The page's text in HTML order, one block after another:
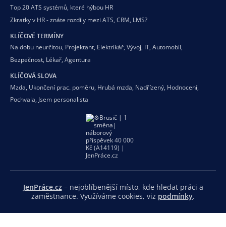
Top 20 ATS systémů, které hýbou HR
Zkratky v HR - znáte rozdíly mezi ATS, CRM, LMS?
KLÍČOVÉ TERMÍNY
Na dobu neurčitou, Projektant, Elektrikář, Vývoj, IT, Automobil,
Bezpečnost, Lékař, Agentura
KLÍČOVÁ SLOVA
Mzda, Ukončení prac. poměru, Hrubá mzda, Nadřízený, Hodnocení,
Pochvala, Jsem personalista
JenPráce.cz– nejoblíbenější místo, kde hledat práci a
zaměstnance. Využíváme cookies, viz podmínky.